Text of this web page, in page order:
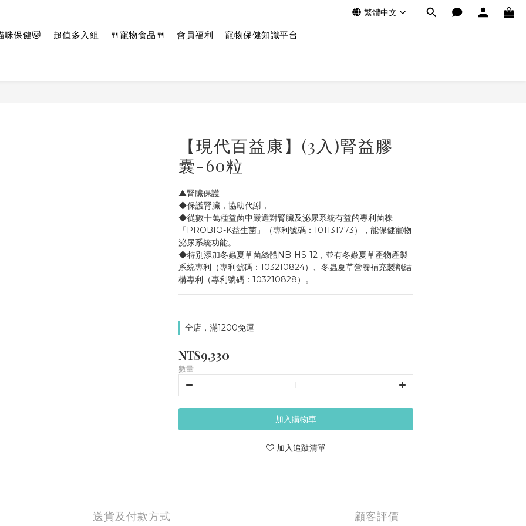
繁體中文
咪保健🐱 超值多入組 🍴寵物食品🍴 會員福利 寵物保健知識平台
【現代百益康】(3入)腎益膠
囊-60粒
▲腎臟保護
◆保護腎臟，協助代謝，
◆從數十萬種益菌中嚴選對腎臟及泌尿系統有益的專利菌株
「PROBIO-K益生菌」（專利號碼：101131773），能保健寵物
泌尿系統功能。
◆特別添加冬蟲夏草菌絲體NB-HS-12，並有冬蟲夏草產物產製
系統專利（專利號碼：103210824）、冬蟲夏草營養補充製劑結
構專利（專利號碼：103210828）。
全店，滿1200免運
NT$9,330
數量
加入購物車
加入追蹤清單
送貨及付款方式 顧客評價